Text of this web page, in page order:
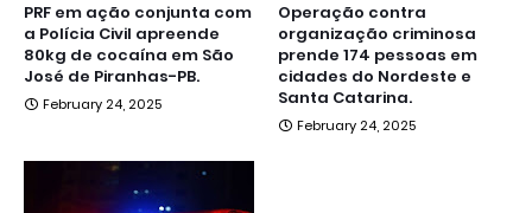
PRF em ação conjunta com
a Polícia Civil apreende
80kg de cocaína em São
José de Piranhas-PB.
February 24, 2025
Operação contra
organização criminosa
prende 174 pessoas em
cidades do Nordeste e
Santa Catarina.
February 24, 2025